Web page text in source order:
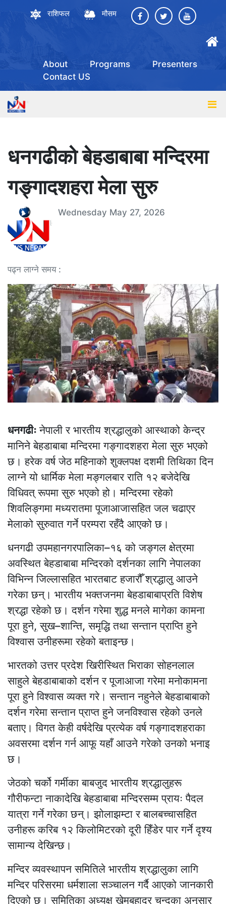
राशिफल मौसम
About Programs
Presenters
Contact US
धनगढीको बेहडाबाबा मन्दिरमा
गङ्गादशहरा मेला सुरु
Wednesday May 27, 2026
पढ्न लाग्ने समय :
धनगढीः नेपाली र भारतीय श्रद्धालुको आस्थाको केन्द्र
मानिने बेहडाबाबा मन्दिरमा गङ्गादशहरा मेला सुरु भएको
छ। हरेक वर्ष जेठ महिनाको शुक्लपक्ष दशमी तिथिका दिन
लाग्ने यो धार्मिक मेला मङ्गलबार राति १२ बजेदेखि
विधिवत् रूपमा सुरु भएको हो। मन्दिरमा रहेको
शिवलिङ्गमा मध्यरातमा पूजाआजासहित जल चढाएर
मेलाको सुरुवात गर्ने परम्परा रहँदै आएको छ।
धनगढी उपमहानगरपालिका–१६ को जङ्गल क्षेत्रमा
अवस्थित बेहडाबाबा मन्दिरको दर्शनका लागि नेपालका
विभिन्न जिल्लासहित भारतबाट हजारौँ श्रद्धालु आउने
गरेका छन्। भारतीय भक्तजनमा बेहडाबाबाप्रति विशेष
श्रद्धा रहेको छ। दर्शन गरेमा शुद्ध मनले मागेका कामना
पूरा हुने, सुख–शान्ति, समृद्धि तथा सन्तान प्राप्ति हुने
विश्वास उनीहरूमा रहेको बताइन्छ।
भारतको उत्तर प्रदेश खिरीस्थित भिराका सोहनलाल
साहुले बेहडाबाबाको दर्शन र पूजाआजा गरेमा मनोकामना
पूरा हुने विश्वास व्यक्त गरे। सन्तान नहुनेले बेहडाबाबाको
दर्शन गरेमा सन्तान प्राप्त हुने जनविश्वास रहेको उनले
बताए। विगत केही वर्षदेखि प्रत्येक वर्ष गङ्गादशहराका
अवसरमा दर्शन गर्न आफू यहाँ आउने गरेको उनको भनाइ
छ।
जेठको चर्को गर्मीका बाबजुद भारतीय श्रद्धालुहरू
गौरीफन्टा नाकादेखि बेहडाबाबा मन्दिरसम्म प्रायः पैदल
यात्रा गर्ने गरेका छन्। झोलाझम्टा र बालबच्चासहित
उनीहरू करिब १२ किलोमिटरको दूरी हिँडेर पार गर्ने दृश्य
सामान्य देखिन्छ।
मन्दिर व्यवस्थापन समितिले भारतीय श्रद्धालुका लागि
मन्दिर परिसरमा धर्मशाला सञ्चालन गर्दै आएको जानकारी
दिएको छ। समितिका अध्यक्ष खेमबहादुर चन्दका अनुसार